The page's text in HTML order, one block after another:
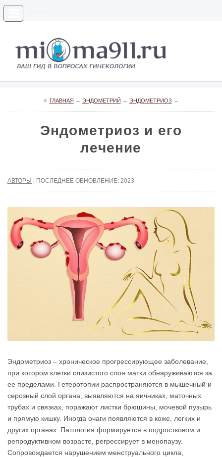
≡ ГЛАВНАЯ → ЭНДОМЕТРИЙ → ЭНДОМЕТРИОЗ →
Эндометриоз и его
лечение
АВТОРЫ | ПОСЛЕДНЕЕ ОБНОВЛЕНИЕ: 2023
Эндометриоз – хроническое прогрессирующее заболевание,
при котором клетки слизистого слоя матки обнаруживаются за
ее пределами. Гетеротопии распространяются в мышечный и
серозный слой органа, выявляются на яичниках, маточных
трубах и связках, поражают листки брюшины, мочевой пузырь
и прямую кишку. Иногда очаги появляются в коже, легких и
других органах. Патология формируется в подростковом и
репродуктивном возрасте, регрессирует в менопаузу.
Сопровождается нарушением менструального цикла,